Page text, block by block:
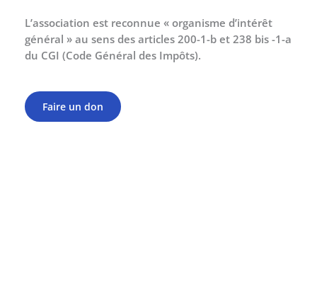
L’association est reconnue « organisme d’intérêt
général » au sens des articles 200-1-b et 238 bis -1-a
du CGI (Code Général des Impôts).
Faire un don